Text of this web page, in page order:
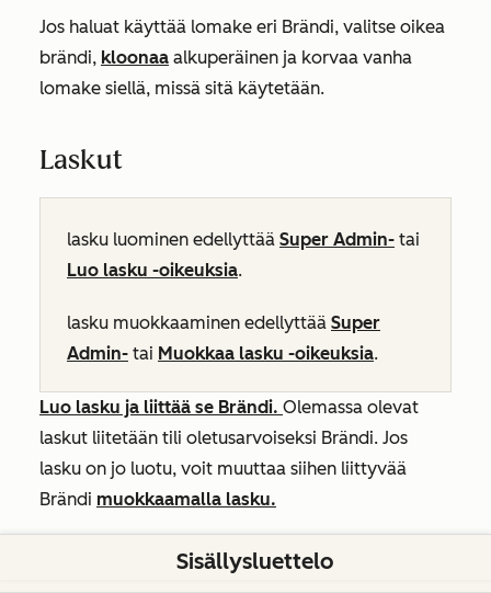
Jos haluat käyttää lomake eri Brändi, valitse oikea
brändi, kloonaa alkuperäinen ja korvaa vanha
lomake siellä, missä sitä käytetään.
Laskut
lasku luominen edellyttää Super Admin- tai
Luo lasku -oikeuksia.
lasku muokkaaminen edellyttää Super
Admin- tai Muokkaa lasku -oikeuksia.
Luo lasku ja liittää se Brändi. Olemassa olevat
laskut liitetään tili oletusarvoiseksi Brändi. Jos
lasku on jo luotu, voit muuttaa siihen liittyvää
Brändi muokkaamalla lasku.
Markkinointisähköpostit
Sisällysluettelo